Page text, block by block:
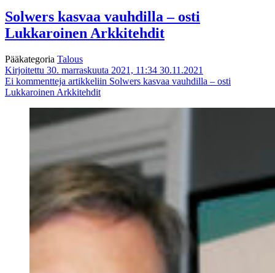
Solwers kasvaa vauhdilla – osti
Lukkaroinen Arkkitehdit
Pääkategoria Talous
Kirjoitettu 30. marraskuuta 2021, 11:34 30.11.2021
Ei kommentteja artikkeliin Solwers kasvaa vauhdilla – osti
Lukkaroinen Arkkitehdit